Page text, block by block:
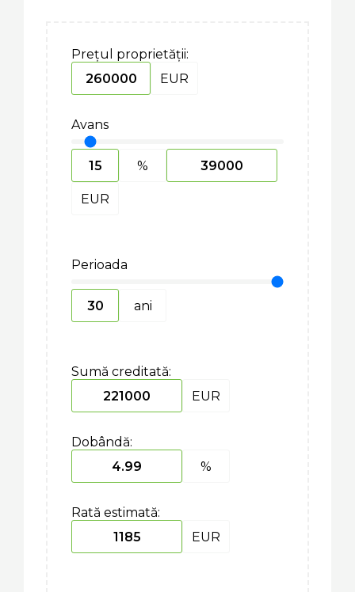
Prețul proprietății:
EUR
Avans
%
EUR
Perioada
ani
Sumă creditată:
EUR
Dobândă:
%
Rată estimată:
EUR